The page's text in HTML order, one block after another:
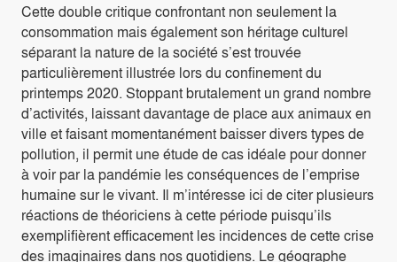
Cette double critique confrontant non seulement la
consommation mais également son héritage culturel
séparant la nature de la société s’est trouvée
particulièrement illustrée lors du confinement du
printemps 2020. Stoppant brutalement un grand nombre
d’activités, laissant davantage de place aux animaux en
ville et faisant momentanément baisser divers types de
pollution, il permit une étude de cas idéale pour donner
à voir par la pandémie les conséquences de l’emprise
humaine sur le vivant. Il m’intéresse ici de citer plusieurs
réactions de théoriciens à cette période puisqu’ils
exemplifièrent efficacement les incidences de cette crise
des imaginaires dans nos quotidiens. Le géographe